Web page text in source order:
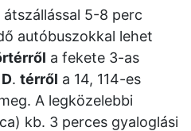
5-8 perc
autóbuszokkal lehet
a fekete 3-as
D. térről a 14, 114-es
A legközelebbi
kb. 3 perces gyaloglási